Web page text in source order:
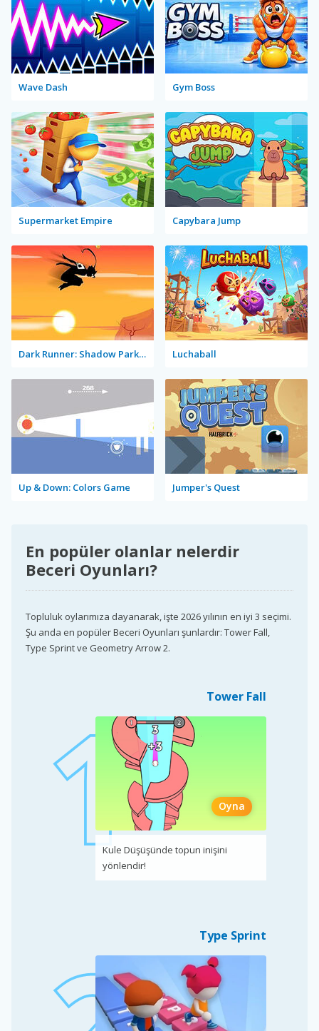
Wave Dash Gym Boss
Supermarket Empire Capybara Jump
Dark Runner: Shadow Parkour Luchaball
Up & Down: Colors Game Jumper's Quest
En popüler olanlar nelerdir
Beceri Oyunları?
Topluluk oylarımıza dayanarak, işte 2026 yılının en iyi 3 seçimi.
Şu anda en popüler Beceri Oyunları şunlardır: Tower Fall,
Type Sprint ve Geometry Arrow 2.
Tower Fall
Oyna
Kule Düşüşünde topun inişini
yönlendir!
Type Sprint